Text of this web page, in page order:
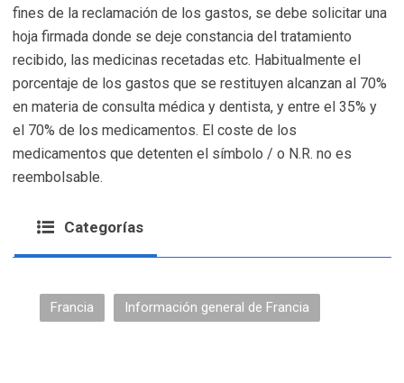
fines de la reclamación de los gastos, se debe solicitar una
hoja firmada donde se deje constancia del tratamiento
recibido, las medicinas recetadas etc. Habitualmente el
porcentaje de los gastos que se restituyen alcanzan al 70%
en materia de consulta médica y dentista, y entre el 35% y
el 70% de los medicamentos. El coste de los
medicamentos que detenten el símbolo / o N.R. no es
reembolsable.
Categorías
Francia Información general de Francia